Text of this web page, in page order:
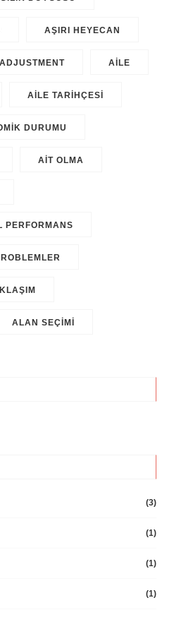
AŞIRI HEYECAN
ADJUSTMENT AILE
AILE TARIHÇESI
DURUMU
AIT OLMA
PERFORMANS
ALAN SEÇIMI
(3)
(1)
(1)
(1)